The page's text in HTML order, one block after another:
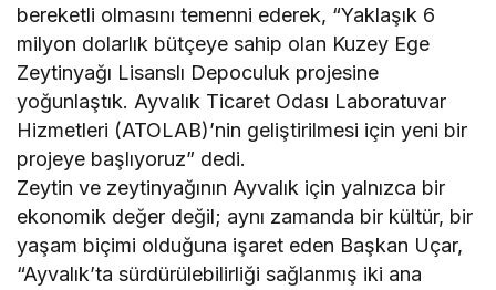
bereketli olmasını temenni ederek, “Yaklaşık 6
milyon dolarlık bütçeye sahip olan Kuzey Ege
Zeytinyağı Lisanslı Depoculuk projesine
yoğunlaştık. Ayvalık Ticaret Odası Laboratuvar
Hizmetleri (ATOLAB)’nin geliştirilmesi için yeni bir
projeye başlıyoruz” dedi.
Zeytin ve zeytinyağının Ayvalık için yalnızca bir
ekonomik değer değil; aynı zamanda bir kültür, bir
yaşam biçimi olduğuna işaret eden Başkan Uçar,
“Ayvalık’ta sürdürülebilirliği sağlanmış iki ana